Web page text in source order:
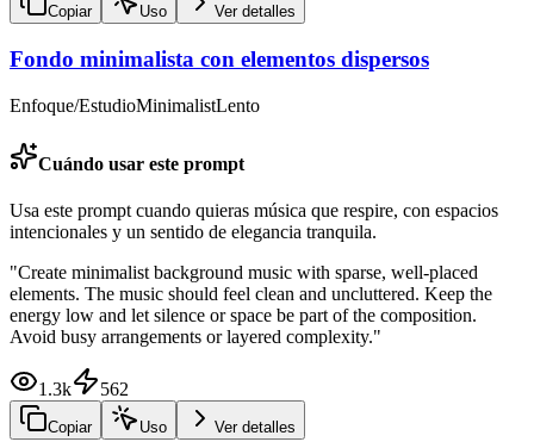
Copiar Uso Ver detalles
Fondo minimalista con elementos dispersos
Enfoque/EstudioMinimalistLento
Cuándo usar este prompt
Usa este prompt cuando quieras música que respire, con espacios
intencionales y un sentido de elegancia tranquila.
"Create minimalist background music with sparse, well-placed
elements. The music should feel clean and uncluttered. Keep the
energy low and let silence or space be part of the composition.
Avoid busy arrangements or layered complexity."
1.3k 562
Copiar Uso Ver detalles